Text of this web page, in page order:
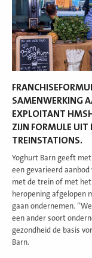
SAMENWERKING
EXPLOITANT
ZIJN FORMULE UIT
TREINSTATIONS.
Yoghurt Barn geeft
een gevarieerd
met de trein of met
heropening afgelopen
gaan ondernemen.
een ander soort
gezondheid de basis
Barn.